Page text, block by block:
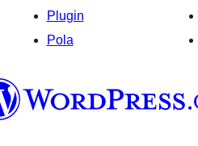
Plugin
Pola